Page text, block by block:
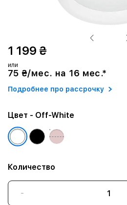
1 199 ₴
или
75 ₴/мес. на 16 мес.*
Подробнее про рассрочку
Цвет - Off-White
Количество
-